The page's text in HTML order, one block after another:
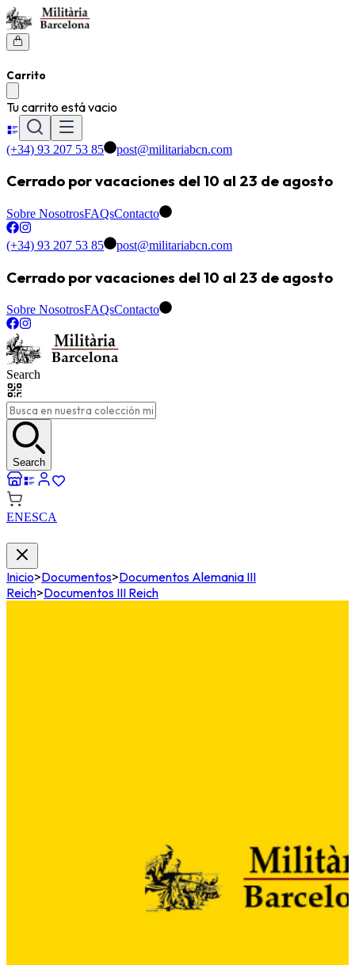
Carrito
Tu carrito está vacio
(+34) 93 207 53 85 post@militariabcn.com
Cerrado por vacaciones del 10 al 23 de agosto
Sobre NosotrosFAQsContacto
(+34) 93 207 53 85 post@militariabcn.com
Cerrado por vacaciones del 10 al 23 de agosto
Sobre NosotrosFAQsContacto
Search
Search
ENESCA
Inicio>Documentos>Documentos Alemania III
Reich>Documentos III Reich